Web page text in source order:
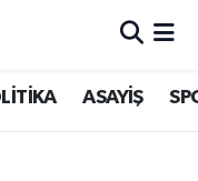
ASAYİŞ